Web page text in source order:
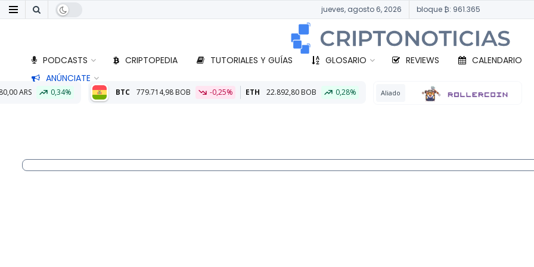
jueves, agosto 6, 2026 bloque ₿: 961.365
PODCASTS CRIPTOPEDIA TUTORIALES Y GUÍAS GLOSARIO REVIEWS CALENDARIO
ANÚNCIATE
BTC 779.714,98 BOB -0,25% ETH 22.892,80 BOB 0,28% Aliado BTC